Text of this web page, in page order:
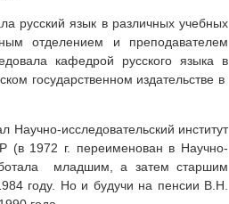
русский язык в различных учебных
отделением и преподавателем
кафедрой русского языка в
государственном издательстве в
исследовательский институт
(в 1972 г. переименован в Научно-
младшим, а затем старшим
году. Но и будучи на пенсии В.Н.